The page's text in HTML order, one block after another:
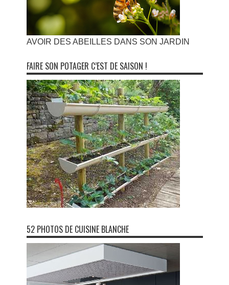
AVOIR DES ABEILLES DANS SON JARDIN
FAIRE SON POTAGER C’EST DE SAISON !
52 PHOTOS DE CUISINE BLANCHE